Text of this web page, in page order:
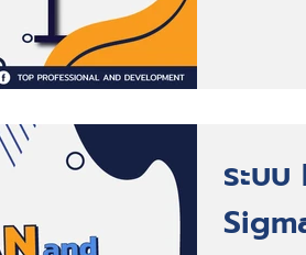
ระบ